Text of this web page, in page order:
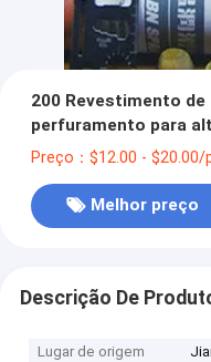
200 Revestimento
perfuramento para
Preço：$12.00 - $20.00/
Melhor preço
Descrição De
Lugar de origem